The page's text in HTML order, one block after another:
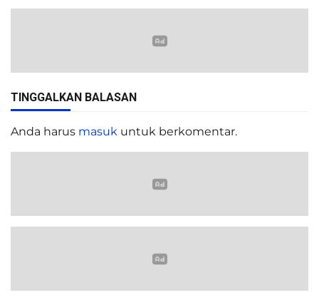
TINGGALKAN BALASAN
Anda harus masuk untuk berkomentar.